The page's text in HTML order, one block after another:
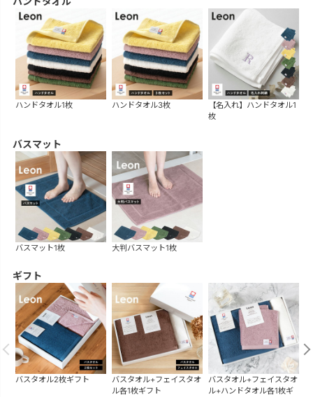
ハンドタオル1枚 ハンドタオル3枚
【名入れ】ハンドタオル1
枚
バスマット
バスマット1枚 大判バスマット1枚
ギフト
バスタオル2枚ギフト
バスタオル+フェイスタオ
ル各1枚ギフト
バスタオル+フェイスタオ
ル+ハンドタオル各1枚ギ